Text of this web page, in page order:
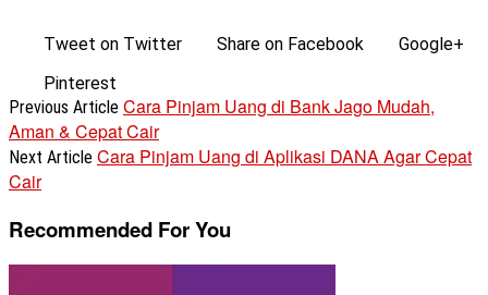
Tweet on Twitter Share on Facebook
Google+
Pinterest
Previous Article Cara Pinjam Uang di Bank Jago Mudah,
Aman & Cepat Cair
Next Article Cara Pinjam Uang di Aplikasi DANA Agar Cepat
Cair
Recommended For You